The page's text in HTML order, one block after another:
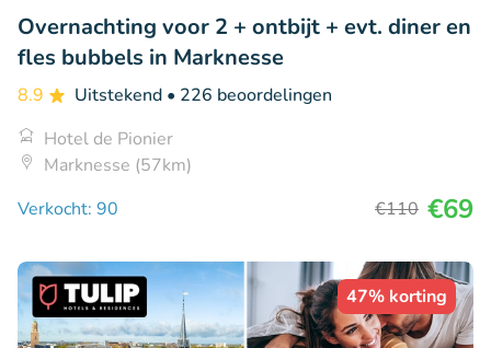
Overnachting voor 2 + ontbijt + evt. diner en
fles bubbels in Marknesse
8.9 Uitstekend • 226 beoordelingen
Hotel de Pionier
Marknesse (57km)
Verkocht: 90
€110 €69
47% korting